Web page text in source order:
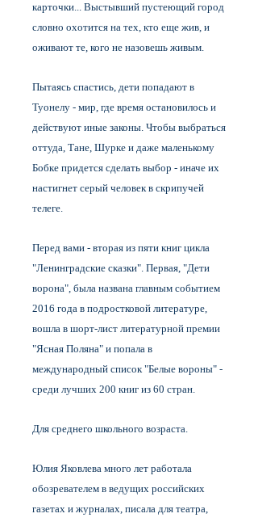
карточки... Выстывший пустеющий город
словно охотится на тех, кто еще жив, и
оживают те, кого не назовешь живым.
Пытаясь спастись, дети попадают в
Туонелу - мир, где время остановилось и
действуют иные законы. Чтобы выбраться
оттуда, Тане, Шурке и даже маленькому
Бобке придется сделать выбор - иначе их
настигнет серый человек в скрипучей
телеге.
Перед вами - вторая из пяти книг цикла
"Ленинградские сказки". Первая, "Дети
ворона", была названа главным событием
2016 года в подростковой литературе,
вошла в шорт-лист литературной премии
"Ясная Поляна" и попала в
международный список "Белые вороны" -
среди лучших 200 книг из 60 стран.
Для среднего школьного возраста.
Юлия Яковлева много лет работала
обозревателем в ведущих российских
газетах и журналах, писала для театра,